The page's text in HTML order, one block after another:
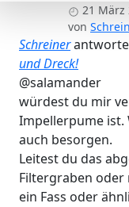
21 März
von
Schreiner
und Dreck!
@salamander
würdest du mir
Impellerpume ist.
auch besorgen.
Leitest du das
Filtergraben oder
ein Fass oder